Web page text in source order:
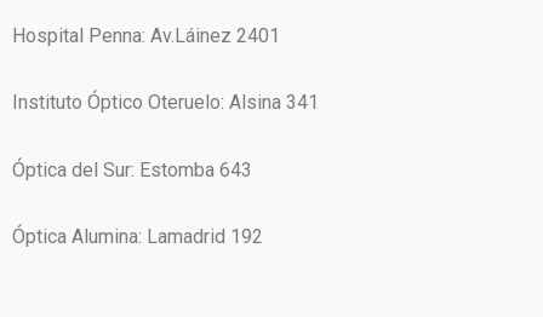
Hospital Penna: Av.Láinez 2401
Instituto Óptico Oteruelo: Alsina 341
Óptica del Sur: Estomba 643
Óptica Alumina: Lamadrid 192